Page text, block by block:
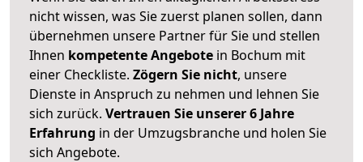
nicht wissen, was Sie zuerst planen sollen, dann
übernehmen unsere Partner für Sie und stellen
Ihnen kompetente Angebote in Bochum mit
einer Checkliste. Zögern Sie nicht, unsere
Dienste in Anspruch zu nehmen und lehnen Sie
sich zurück. Vertrauen Sie unserer 6 Jahre
Erfahrung in der Umzugsbranche und holen Sie
sich Angebote.